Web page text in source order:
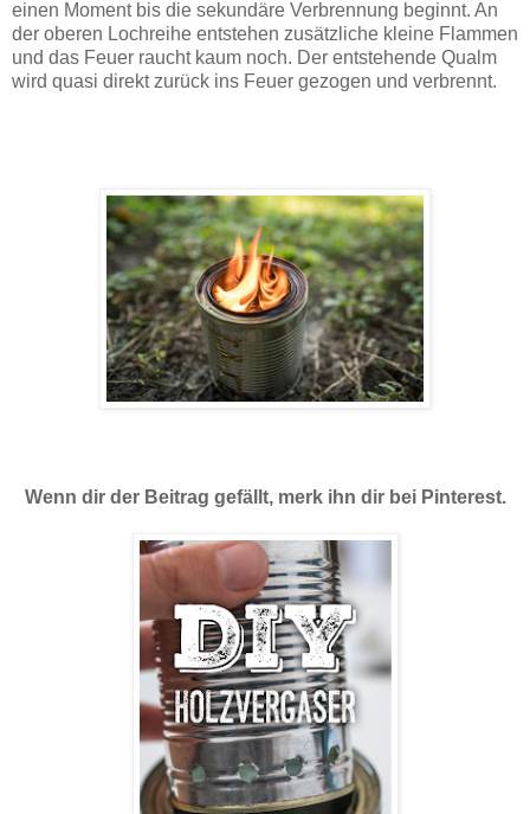
einen Moment bis die sekundäre Verbrennung beginnt. An
der oberen Lochreihe entstehen zusätzliche kleine Flammen
und das Feuer raucht kaum noch. Der entstehende Qualm
wird quasi direkt zurück ins Feuer gezogen und verbrennt.
Wenn dir der Beitrag gefällt, merk ihn dir bei Pinterest.